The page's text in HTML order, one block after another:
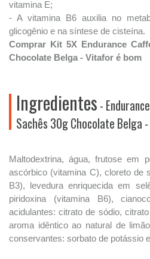
vitamina E;
- A vitamina B6 auxilia no
glicogênio e na síntese de cisteína.
Comprar Kit 5X Endurance
Chocolate Belga - Vitafor é bom
Ingredientes -
Sachês 30g Chocolate Belga
Maltodextrina, água, frutose em
ascórbico (vitamina C), cloreto de
B3), levedura enriquecida em
piridoxina (vitamina B6),
acidulantes: citrato de sódio,
aroma idêntico ao natural de
conservantes: sorbato de potássio